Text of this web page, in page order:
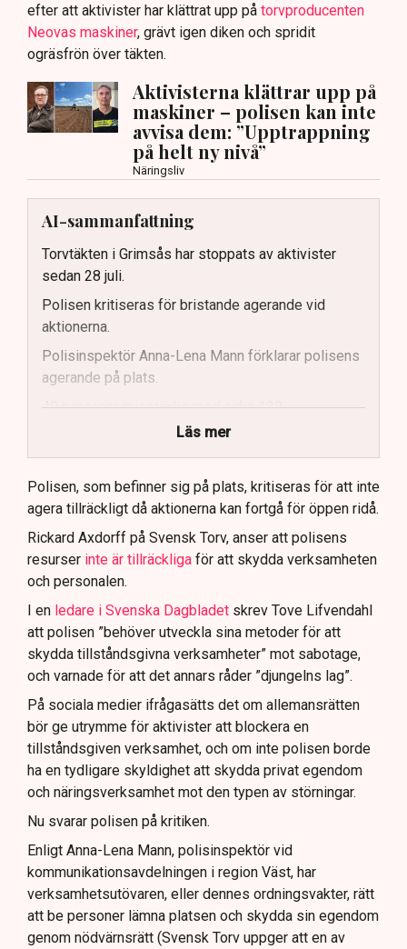
efter att aktivister har klättrat upp på torvproducenten
Neovas maskiner, grävt igen diken och spridit
ogräsfrön över täkten.
Aktivisterna klättrar upp på
maskiner – polisen kan inte
avvisa dem: ”Upptrappning
på helt ny nivå”
Näringsliv
AI-sammanfattning
Torvtäkten i Grimsås har stoppats av aktivister
sedan 28 juli.
Polisen kritiseras för bristande agerande vid
aktionerna.
Polisinspektör Anna-Lena Mann förklarar polisens
agerande på plats.
40 personer misstänks med cirka 120
brottsmisstankar kopplade.
Polisen använder drönare och uniformerad polis
för att dokumentera bevis.
Samtidigt är polisarbetet komplext när det gäller
att navigera juridiska rättigheter och gränser.
Läs mer
Polisen, som befinner sig på plats, kritiseras för att inte
agera tillräckligt då aktionerna kan fortgå för öppen ridå.
Rickard Axdorff på Svensk Torv, anser att polisens
resurser inte är tillräckliga för att skydda verksamheten
och personalen.
I en ledare i Svenska Dagbladet skrev Tove Lifvendahl
att polisen ”behöver utveckla sina metoder för att
skydda tillståndsgivna verksamheter” mot sabotage,
och varnade för att det annars råder ”djungelns lag”.
På sociala medier ifrågasätts det om allemansrätten
bör ge utrymme för aktivister att blockera en
tillståndsgiven verksamhet, och om inte polisen borde
ha en tydligare skyldighet att skydda privat egendom
och näringsverksamhet mot den typen av störningar.
Nu svarar polisen på kritiken.
Enligt Anna-Lena Mann, polisinspektör vid
kommunikationsavdelningen i region Väst, har
verksamhetsutövaren, eller dennes ordningsvakter, rätt
att be personer lämna platsen och skydda sin egendom
genom nödvärnsrätt (Svensk Torv uppger att en av